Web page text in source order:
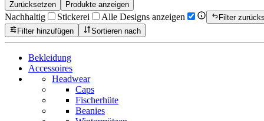
Zurücksetzen Produkte anzeigen
Nachhaltig Stickerei Alle Designs anzeigen
Filter
Filter hinzufügen
Sortieren nach
Bekleidung
Accessoires
Headwear
Caps
Fischerhüte
Beanies